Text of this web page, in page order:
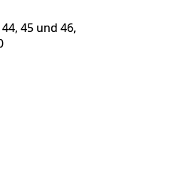
45 und 46,